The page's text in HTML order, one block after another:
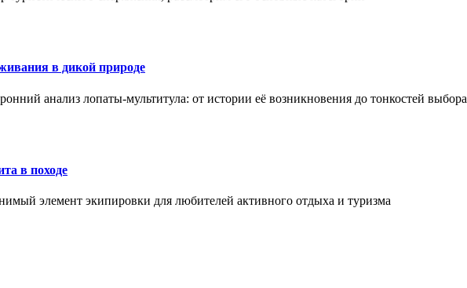
в дикой природе
анализ лопаты-мультитула: от истории её возникновения до тонкостей выбора
в походе
элемент экипировки для любителей активного отдыха и туризма